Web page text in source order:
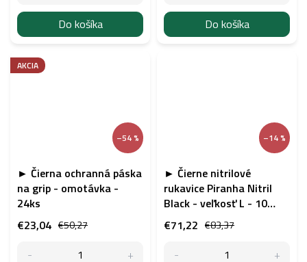
Do košíka Do košíka
AKCIA
–54 %
► Čierna ochranná páska
na grip - omotávka -
24ks
€50,27
€23,04
–14 %
► Čierne nitrilové
rukavice Piranha Nitril
Black - veľkosť L - 10
balení
€83,37
€71,22